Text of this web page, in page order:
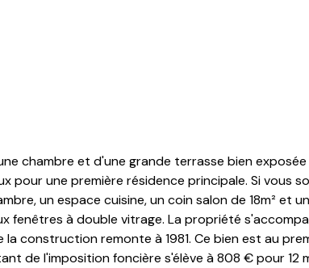
chambre et d'une grande terrasse bien
pour une première résidence principale. Si
un espace cuisine, un coin salon de 18m² et
fenêtres à double vitrage. La propriété
la construction remonte à 1981. Ce bien est au
de l'imposition foncière s'élève à 808 € pour 12